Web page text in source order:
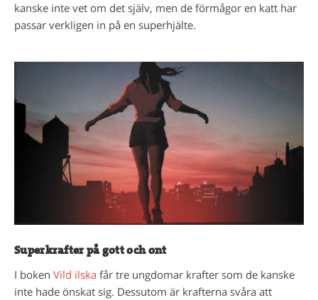
kanske inte vet om det själv, men de förmågor en katt har
passar verkligen in på en superhjälte.
Superkrafter på gott och ont
I boken Vild ilskafår tre ungdomar krafter som de kanske
inte hade önskat sig. Dessutom är krafterna svåra att